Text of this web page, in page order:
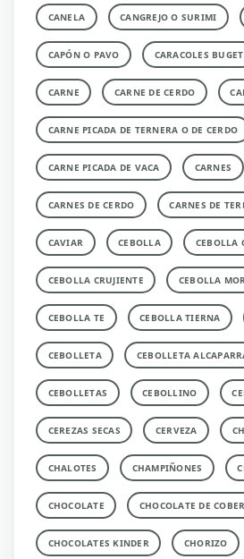
CANELA CANGREJO O SURIMI
CAPÓN O PAVO CARACOLES BUGET
CARNE CARNE DE CERDO
CARNE PICADA DE TERNERA O DE CERDO
CARNE PICADA DE VACA CARNES
CARNES DE CERDO CARNES DE
CAVIAR CEBOLLA CEBOLLA
CEBOLLA CRUJIENTE CEBOLLA
CEBOLLA TE CEBOLLA TIERNA
CEBOLLETA CEBOLLETA
CEBOLLETAS CEBOLLINO
CEREZAS SECAS CERVEZA
CHALOTES CHAMPIÑONES
CHOCOLATE CHOCOLATE DE
CHOCOLATES KINDER CHORIZO